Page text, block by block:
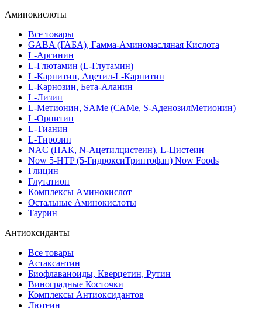
Аминокислоты
Все товары
GABA (ГАБА), Гамма-Аминомасляная Кислота
L-Аргинин
L-Глютамин (L-Глутамин)
L-Карнитин, Ацетил-L-Карнитин
L-Карнозин, Бета-Аланин
L-Лизин
L-Метионин, SAMe (САМе, S-АденозилМетионин)
L-Орнитин
L-Тианин
L-Тирозин
NAC (НАК, N-Ацетилцистеин), L-Цистеин
Now 5-HTP (5-ГидроксиТриптофан) Now Foods
Глицин
Глутатион
Комплексы Аминокислот
Остальные Аминокислоты
Таурин
Антиоксиданты
Все товары
Астаксантин
Биофлаваноиды, Кверцетин, Рутин
Виноградные Косточки
Комплексы Антиоксидантов
Лютеин